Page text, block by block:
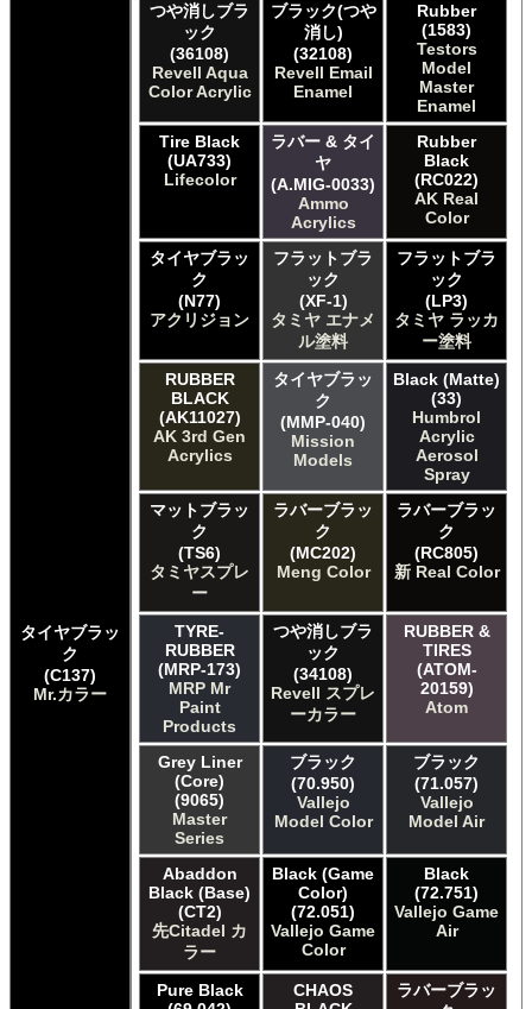
タイヤブラッ
ク
(C137)
Mr.カラー
つや消しブラ
ック
(36108)
Revell Aqua
Color Acrylic
ブラック(つや
消し)
(32108)
Revell Email
Enamel
Rubber
(1583)
Testors
Model
Master
Enamel
Tire Black
(UA733)
Lifecolor
ラバー & タイ
ヤ
(A.MIG-0033)
Ammo
Acrylics
Rubber
Black
(RC022)
AK Real
Color
タイヤブラッ
ク
(N77)
アクリジョン
フラットブラ
ック
(XF-1)
タミヤ エナメ
ル塗料
フラットブラ
ック
(LP3)
タミヤ ラッカ
ー塗料
RUBBER
BLACK
(AK11027)
AK 3rd Gen
Acrylics
タイヤブラッ
ク
(MMP-040)
Mission
Models
Black (Matte)
(33)
Humbrol
Acrylic
Aerosol
Spray
マットブラッ
ク
(TS6)
タミヤスプレ
ー
ラバーブラッ
ク
(MC202)
Meng Color
ラバーブラッ
ク
(RC805)
新 Real Color
TYRE-
RUBBER
(MRP-173)
MRP Mr
Paint
Products
つや消しブラ
ック
(34108)
Revell スプレ
ーカラー
RUBBER &
TIRES
(ATOM-
20159)
Atom
Grey Liner
(Core)
(9065)
Master
Series
ブラック
(70.950)
Vallejo
Model Color
ブラック
(71.057)
Vallejo
Model Air
Abaddon
Black (Base)
(CT2)
先Citadel カ
ラー
Black (Game
Color)
(72.051)
Vallejo Game
Color
Black
(72.751)
Vallejo Game
Air
Pure Black
CHAOS
ラバーブラッ